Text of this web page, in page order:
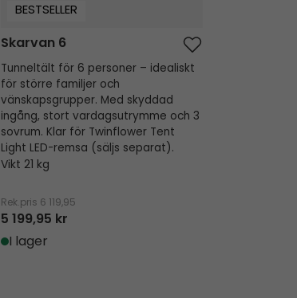
BESTSELLER
Skarvan 6
Tunneltält för 6 personer – idealiskt
för större familjer och
vänskapsgrupper. Med skyddad
ingång, stort vardagsutrymme och 3
sovrum. Klar för Twinflower Tent
Light LED-remsa (säljs separat).
Vikt 21 kg
Rek.pris 6 119,95
5 199,95 kr
I lager